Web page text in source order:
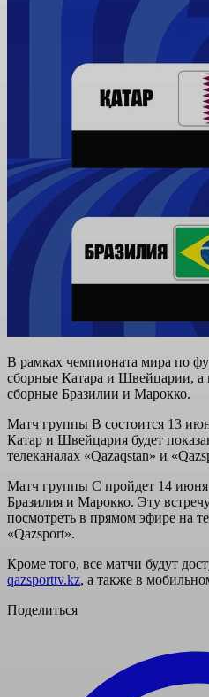
В рамках чемпионата мира по
сборные Катара и Швейцарии, а
сборные Бразилии и Марокко.
Матч группы B состоится 13
Катар и Швейцария будет
телеканалах «Qazaqstan» и
Матч группы C пройдет 14
Бразилия и Марокко. Эту
посмотреть в прямом эфире на
«Qazsport».
Кроме того, все матчи будут
qazsporttv.kz, а также в
Поделиться